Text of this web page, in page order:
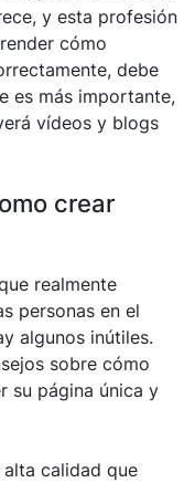
y esta profesión
cómo
debe
es más importante,
vídeos y blogs
crear
realmente
personas en el
algunos inútiles.
sobre cómo
su página única y
alta calidad que